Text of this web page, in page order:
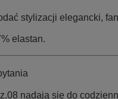
stylizacji elegancki,
elastan.
nadają się do